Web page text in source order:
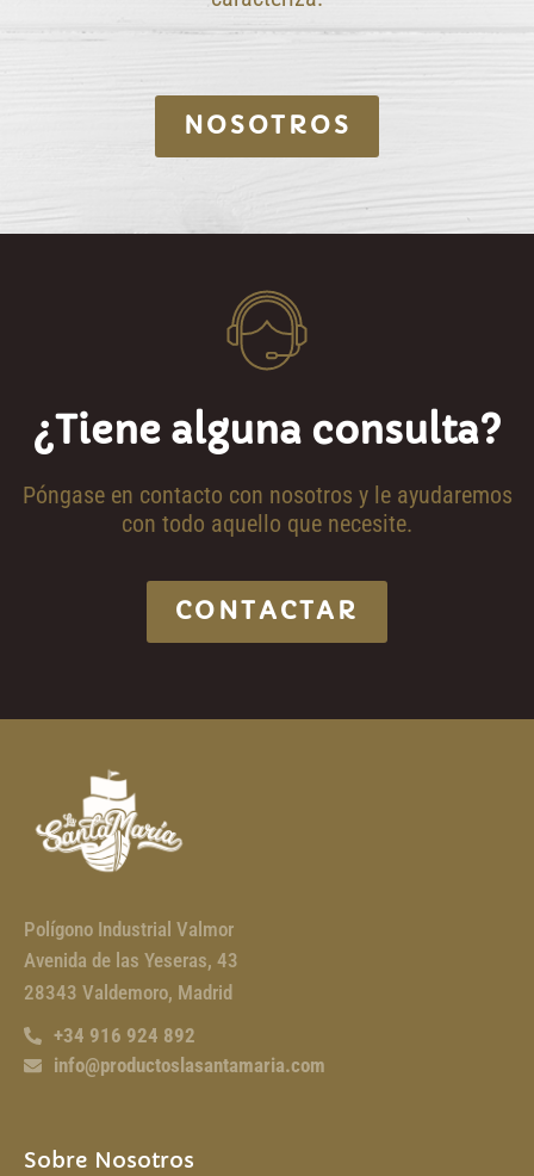
NOSOTROS
¿Tiene alguna consulta?
Póngase en contacto con nosotros y le ayudaremos
con todo aquello que necesite.
CONTACTAR
Polígono Industrial Valmor
Avenida de las Yeseras, 43
28343 Valdemoro, Madrid
+34 916 924 892
info@productoslasantamaria.com
Sobre Nosotros